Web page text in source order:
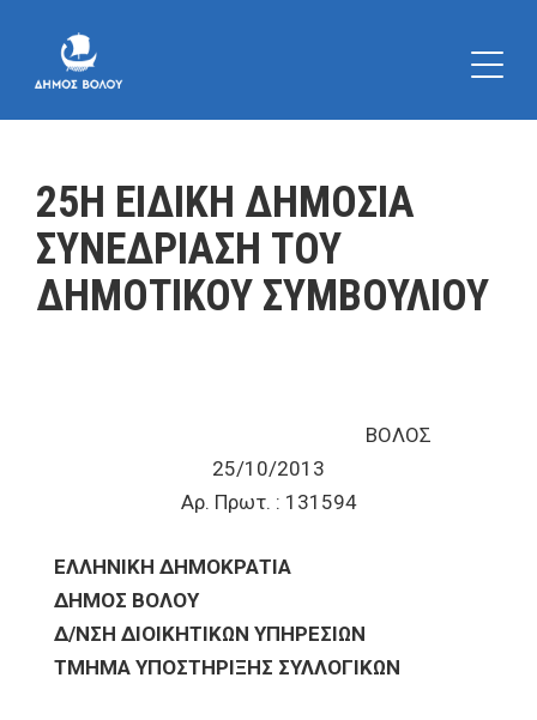
25Η ΕΙΔΙΚΗ ΔΗΜΟΣΙΑ
ΣΥΝΕΔΡΙΑΣΗ ΤΟΥ
ΔΗΜΟΤΙΚΟΥ ΣΥΜΒΟΥΛΙΟΥ
ΒΟΛΟΣ
25/10/2013
Αρ. Πρωτ. : 131594
ΕΛΛΗΝΙΚΗ ΔΗΜΟΚΡΑΤΙΑ
ΔΗΜΟΣ ΒΟΛΟΥ
Δ/ΝΣΗ ΔΙΟΙΚΗΤΙΚΩΝ ΥΠΗΡΕΣΙΩΝ
ΤΜΗΜΑ ΥΠΟΣΤΗΡΙΞΗΣ ΣΥΛΛΟΓΙΚΩΝ